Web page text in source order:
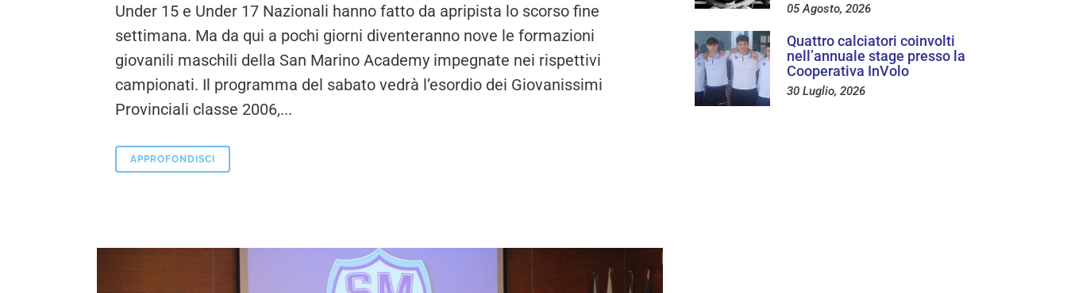
Under 15 e Under 17 Nazionali hanno fatto da apripista lo scorso fine
settimana. Ma da qui a pochi giorni diventeranno nove le formazioni
giovanili maschili della San Marino Academy impegnate nei rispettivi
campionati. Il programma del sabato vedrà l’esordio dei Giovanissimi
Provinciali classe 2006,...
APPROFONDISCI
05 Agosto, 2026
Quattro calciatori coinvolti
nell’annuale stage presso la
Cooperativa InVolo
30 Luglio, 2026